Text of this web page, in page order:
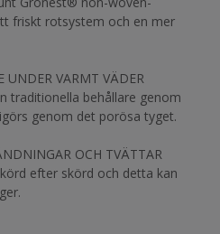
friskt rotsystem och en mer
UNDER VARMT VÄDER
traditionella behållare genom
genom det porösa tyget.
OCH TVÄTTAR
efter skörd och detta kan